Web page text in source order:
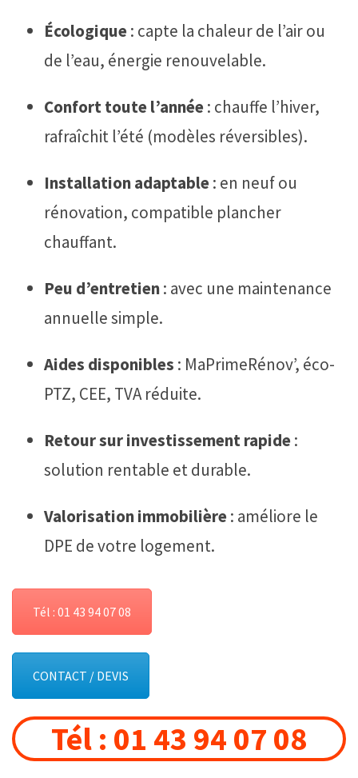
Écologique: capte la chaleur de l’air ou
de l’eau, énergie renouvelable.
Confort toute l’année: chauffe l’hiver,
rafraîchit l’été (modèles réversibles).
Installation adaptable: en neuf ou
rénovation, compatible plancher
chauffant.
Peu d’entretien: avec une maintenance
annuelle simple.
Aides disponibles : MaPrimeRénov’, éco-
PTZ, CEE, TVA réduite.
Retour sur investissement rapide:
solution rentable et durable.
Valorisation immobilière: améliore le
DPE de votre logement.
Tél : 01 43 94 07 08
CONTACT / DEVIS
Tél : 01 43 94 07 08